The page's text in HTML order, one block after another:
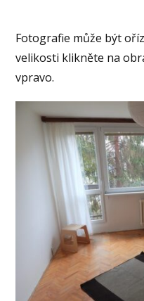
Fotografie může být
velikosti klikněte na
vpravo.